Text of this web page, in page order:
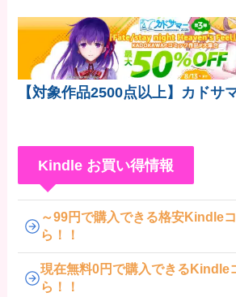
【対象作品2500点以上】カドサ
Kindle お買い得情報
～99円で購入できる格安Kindle
ら！！
現在無料0円で購入できるKindle
ら！！